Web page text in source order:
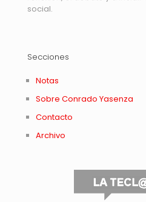
social.
Secciones
Notas
Sobre Conrado Yasenza
Contacto
Archivo